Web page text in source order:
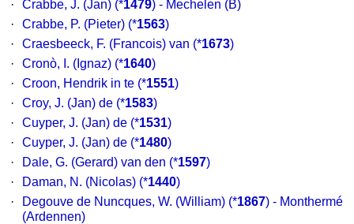
· Crabbe, J. (Jan) (*1479) - Mechelen (B)
·
Crabbe, P. (Pieter) (*1563)
·
Craesbeeck, F. (Francois) van (*1673)
·
Cronò, I. (Ignaz) (*1640)
·
Croon, Hendrik in te (*1551)
·
Croy, J. (Jan) de (*1583)
·
Cuyper, J. (Jan) de (*1531)
·
Cuyper, J. (Jan) de (*1480)
·
Dale, G. (Gerard) van den (*1597)
·
Daman, N. (Nicolas) (*1440)
·
Degouve de Nuncques, W. (William) (*1867) - Monthermé
(Ardennen)